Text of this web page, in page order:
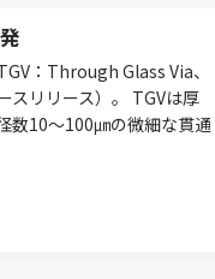
：Through Glass Via、
スリリース）。 TGVは厚
数10〜100㎛の微細な貫通